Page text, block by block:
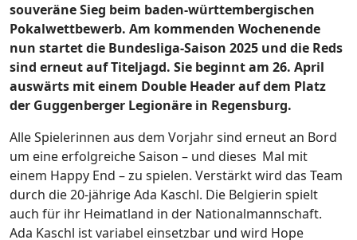
souveräne Sieg beim baden-württembergischen
Pokalwettbewerb. Am kommenden Wochenende
nun startet die Bundesliga-Saison 2025 und die Reds
sind erneut auf Titeljagd. Sie beginnt am 26. April
auswärts mit einem Double Header auf dem Platz
der Guggenberger Legionäre in Regensburg.
Alle Spielerinnen aus dem Vorjahr sind erneut an Bord
um eine erfolgreiche Saison – und dieses Mal mit
einem Happy End – zu spielen. Verstärkt wird das Team
durch die 20-jährige Ada Kaschl. Die Belgierin spielt
auch für ihr Heimatland in der Nationalmannschaft.
Ada Kaschl ist variabel einsetzbar und wird Hope